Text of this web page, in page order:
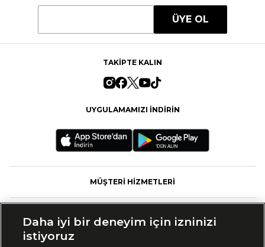
ÜYE OL
TAKİPTE KALIN
UYGULAMAMIZI İNDİRİN
MÜŞTERİ HİZMETLERİ
Daha iyi bir deneyim için izninizi
istiyoruz